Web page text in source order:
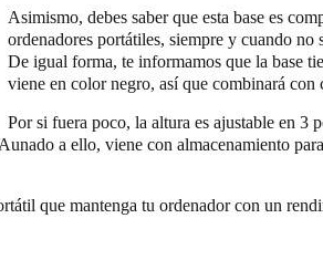
Asimismo, debes saber que esta base es
ordenadores portátiles, siempre y cuando no
De igual forma, te informamos que la base
viene en color negro, así que combinará con
Por si fuera poco, la altura es ajustable en 3
a ello, viene con almacenamiento
que mantenga tu ordenador con un